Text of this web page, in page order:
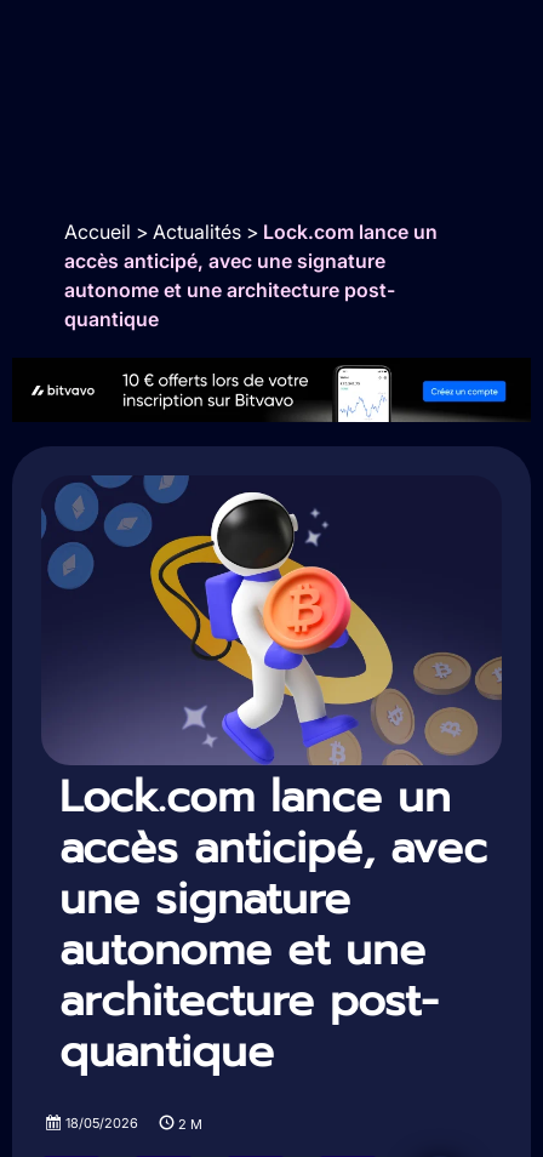
Accueil > Actualités> Lock.com lance un
accès anticipé, avec une signature
autonome et une architecture post-
quantique
Lock.com lance un
accès anticipé, avec
une signature
autonome et une
architecture post-
quantique
18/05/2026 2 M